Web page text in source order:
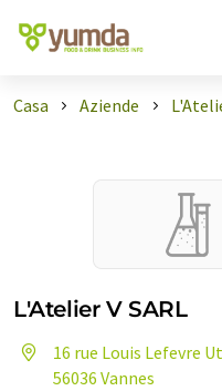
Casa Aziende
L'Atelier V SARL
16 rue Louis Lefevre
56036 Vannes